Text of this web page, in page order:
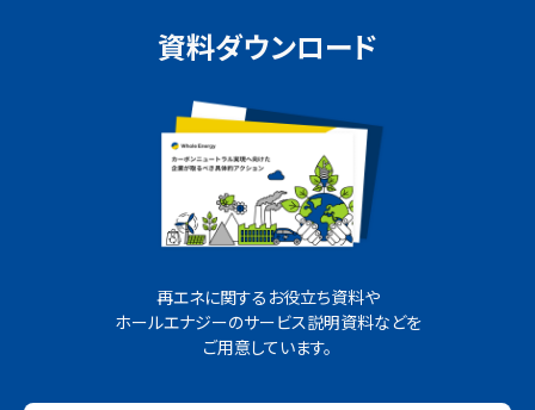
資料ダウンロード
再エネに関するお役立ち資料や
ホールエナジーのサービス説明資料などを
ご用意しています。